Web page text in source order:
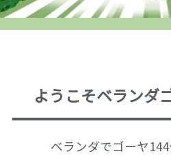
ようこそベランダ
ベランダでゴーヤ